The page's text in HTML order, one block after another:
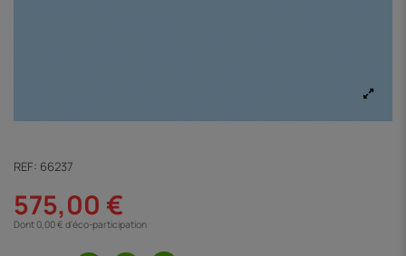
REF: 66237
575,00 €
Dont 0,00 € d'éco-participation